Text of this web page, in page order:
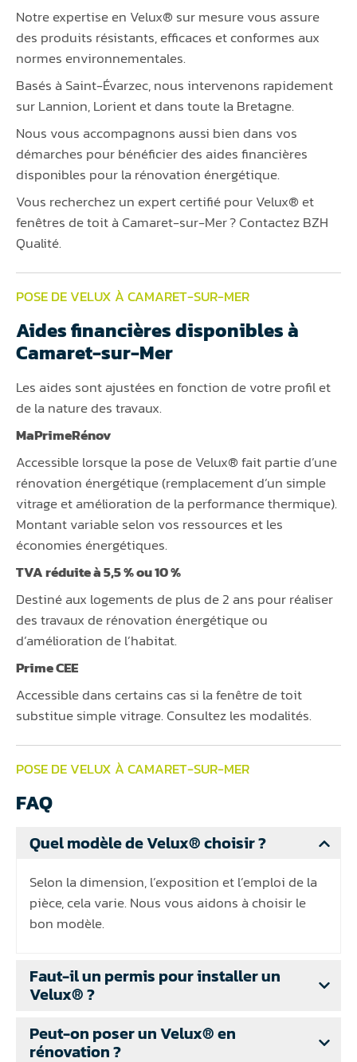
Notre expertise en Velux® sur mesure vous assure
des produits résistants, efficaces et conformes aux
normes environnementales.
Basés à Saint-Évarzec, nous intervenons rapidement
sur Lannion, Lorient et dans toute la Bretagne.
Nous vous accompagnons aussi bien dans vos
démarches pour bénéficier des aides financières
disponibles pour la rénovation énergétique.
Vous recherchez un expert certifié pour Velux® et
fenêtres de toit à Camaret-sur-Mer ? Contactez BZH
Qualité.
POSE DE VELUX À CAMARET-SUR-MER
Aides financières disponibles à
Camaret-sur-Mer
Les aides sont ajustées en fonction de votre profil et
de la nature des travaux.
MaPrimeRénov
Accessible lorsque la pose de Velux® fait partie d’une
rénovation énergétique (remplacement d’un simple
vitrage et amélioration de la performance thermique).
Montant variable selon vos ressources et les
économies énergétiques.
TVA réduite à 5,5 % ou 10 %
Destiné aux logements de plus de 2 ans pour réaliser
des travaux de rénovation énergétique ou
d’amélioration de l’habitat.
Prime CEE
Accessible dans certains cas si la fenêtre de toit
substitue simple vitrage. Consultez les modalités.
POSE DE VELUX À CAMARET-SUR-MER
FAQ
Quel modèle de Velux® choisir ?
Selon la dimension, l’exposition et l’emploi de la
pièce, cela varie. Nous vous aidons à choisir le
bon modèle.
Faut-il un permis pour installer un
Velux® ?
Peut-on poser un Velux® en
rénovation ?